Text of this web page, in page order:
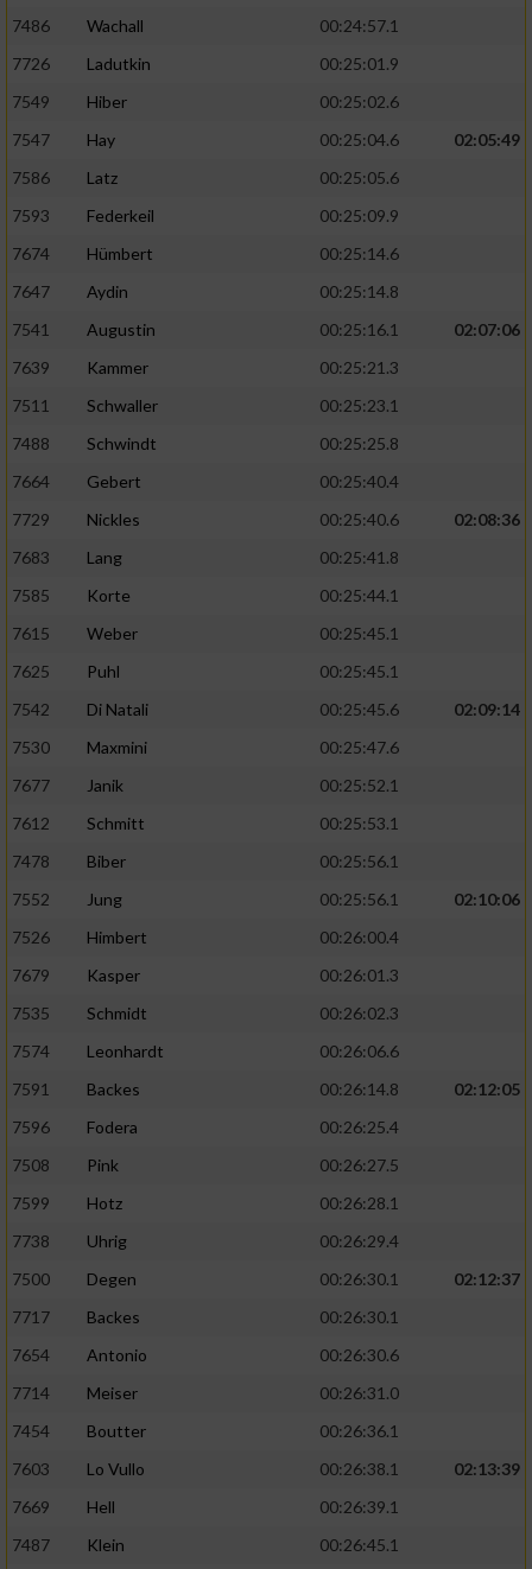
7486
Wachall
00:24:57.1
7726
Ladutkin
00:25:01.9
7549
Hiber
00:25:02.6
7547
Hay 00:25:04.6
02:05:49
7586
Latz
00:25:05.6
7593
Federkeil
00:25:09.9
7674
Hümbert
00:25:14.6
7647
Aydin
00:25:14.8
7541
Augustin 00:25:16.1
02:07:06
7639
Kammer
00:25:21.3
7511
Schwaller
00:25:23.1
7488
Schwindt
00:25:25.8
7664
Gebert
00:25:40.4
7729
Nickles 00:25:40.6
02:08:36
7683
Lang
00:25:41.8
7585
Korte
00:25:44.1
7615
Weber
00:25:45.1
7625
Puhl
00:25:45.1
7542
Di Natali 00:25:45.6
02:09:14
7530
Maxmini
00:25:47.6
7677
Janik
00:25:52.1
7612
Schmitt
00:25:53.1
7478
Biber
00:25:56.1
7552
Jung 00:25:56.1
02:10:06
7526
Himbert
00:26:00.4
7679
Kasper
00:26:01.3
7535
Schmidt
00:26:02.3
7574
Leonhardt
00:26:06.6
7591
Backes 00:26:14.8
02:12:05
7596
Fodera
00:26:25.4
7508
Pink
00:26:27.5
7599
Hotz
00:26:28.1
7738
Uhrig
00:26:29.4
7500
Degen 00:26:30.1
02:12:37
7717
Backes
00:26:30.1
7654
Antonio
00:26:30.6
7714
Meiser
00:26:31.0
7454
Boutter
00:26:36.1
7603
Lo Vullo 00:26:38.1
02:13:39
7669
Hell
00:26:39.1
7487
Klein
00:26:45.1